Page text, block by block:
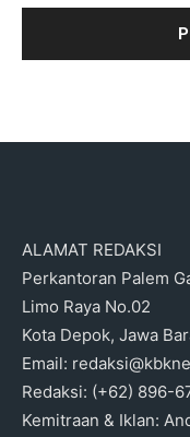
ALAMAT REDAKSI
Perkantoran Palem
Limo Raya No.02
Kota Depok, Jawa
Email:
Redaksi: (+62) 896-
Kemitraan & Iklan: